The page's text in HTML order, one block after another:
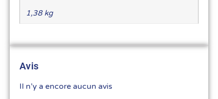
1,38 kg
Avis
Il n’y a encore aucun avis